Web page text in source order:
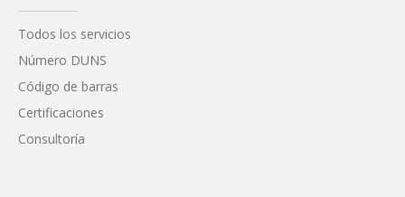
Todos los servicios
Número DUNS
Código de barras
Certificaciones
Consultoría